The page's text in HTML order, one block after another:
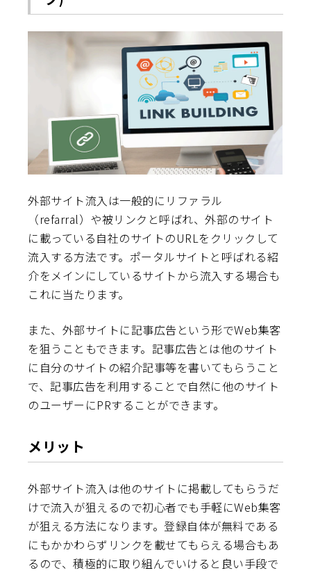
外部サイト流入は一般的にリファラル
（refarral）や被リンクと呼ばれ、外部のサイト
に載っている自社のサイトのURLをクリックして
流入する方法です。ポータルサイトと呼ばれる紹
介をメインにしているサイトから流入する場合も
これに当たります。
また、外部サイトに記事広告という形でWeb集客
を狙うこともできます。記事広告とは他のサイト
に自分のサイトの紹介記事等を書いてもらうこと
で、記事広告を利用することで自然に他のサイト
のユーザーにPRすることができます。
メリット
外部サイト流入は他のサイトに掲載してもらうだ
けで流入が狙えるので初心者でも手軽にWeb集客
が狙える方法になります。登録自体が無料である
にもかかわらずリンクを載せてもらえる場合もあ
るので、積極的に取り組んでいけると良い手段で